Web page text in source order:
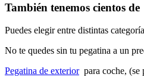
También tenemos cientos de
Puedes elegir entre distintas
No te quedes sin tu pegatina a un
Pegatina de exteriorpara coche, (se